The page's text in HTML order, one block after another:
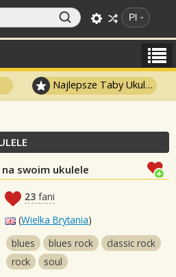
Pl
Najlepsze Taby Ukulele
swoim ukulele
23 fani
(Wielka Brytania)
blues
blues rock
classic rock
rock
soul